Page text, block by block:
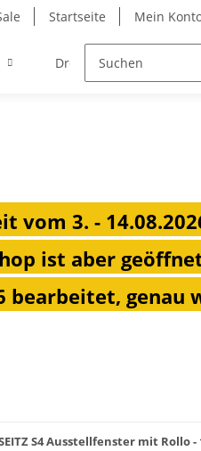
Startseite Mein
Drehkonsolen
3. -
ist aber
bearbeitet, genau
S4 Ausstellfenster mit Rollo -